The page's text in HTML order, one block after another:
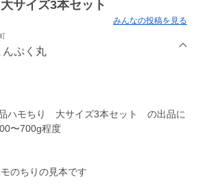
サイズ3本セット
みんなの投稿を見る
んぷく丸
ハモちり 大サイズ3本セット の出品に
〜700g程度
のちりの見本です